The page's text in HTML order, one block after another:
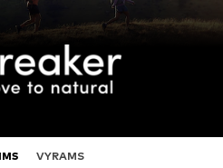
VYRAMS